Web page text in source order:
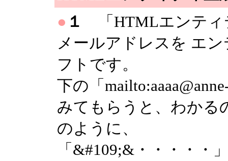
● １
「HTMLエンティ
メールアドレスを エ
フトです。
下の「
みてもらうと、わかる
のように、
「&#109;&・・・・・